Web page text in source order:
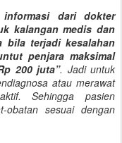
informasi dari dokter
kalangan medis dan
bila terjadi kesalahan
penjara maksimal
200 juta”. Jadi untuk
atau merawat
Sehingga pasien
obatan sesuai dengan